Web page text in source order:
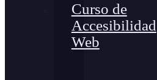
Curso de
Accesibilidad
Web